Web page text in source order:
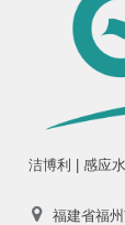
洁博利 | 感应
福建省福